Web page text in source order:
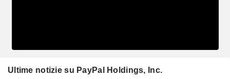
Ultime notizie su PayPal Holdings, Inc.